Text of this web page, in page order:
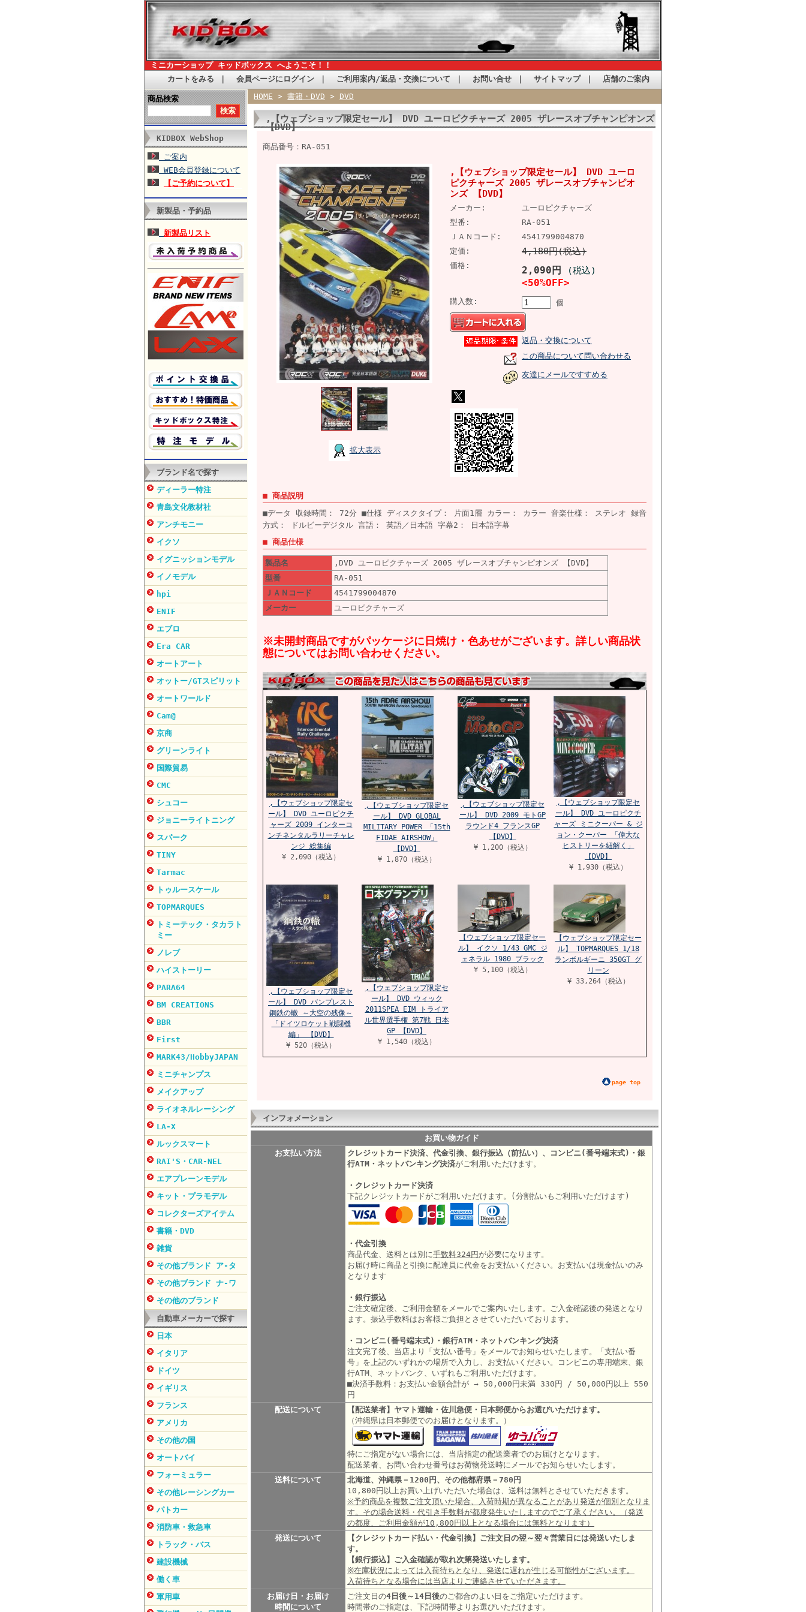
ミニカーショップ キッドボックス へようこそ！！
カートをみる
会員ページにログイン ご利用案内/返品・交換について お問い合せ サイトマップ｜ 店舗のご案内
商品検索
KIDBOX WebShop
ご案内
WEB会員登録について
【ご予約について】
新製品・予約品
新製品リスト
ブランド名で探す
ディーラー特注
青島文化教材社
アンチモニー
イクソ
イグニッションモデル
イノモデル
hpi
ENIF
エブロ
Era CAR
オートアート
オットー/GTスピリット
オートワールド
Cam@
京商
グリーンライト
国際貿易
CMC
シュコー
ジョニーライトニング
スパーク
TINY
Tarmac
トゥルースケール
TOPMARQUES
トミーテック・タカラト
ミー
ノレブ
ハイストーリー
PARA64
BM CREATIONS
BBR
First
MARK43/HobbyJAPAN
ミニチャンプス
メイクアップ
ライオネルレーシング
LA-X
ルックスマート
RAI'S・CAR-NEL
エアプレーンモデル
キット・プラモデル
コレクターズアイテム
書籍・DVD
雑貨
その他ブランド ア-タ
その他ブランド ナ-ワ
その他のブランド
自動車メーカーで探す
日本
イタリア
ドイツ
イギリス
フランス
アメリカ
その他の国
オートバイ
フォーミュラー
その他レーシングカー
パトカー
消防車・救急車
トラック・バス
建設機械
働く車
軍用車
HOME > 書籍・DVD > DVD
,【ウェブショップ限定セール】 DVD ユーロピクチャーズ 2005 ザレースオブチャンピオンズ
【DVD】
商品番号：RA-051
拡大表示
,【ウェブショップ限定セール】 DVD ユーロ
ピクチャーズ 2005 ザレースオブチャンピオ
ンズ 【DVD】
メーカー:
ユーロピクチャーズ
型番:
RA-051
ＪＡＮコード:
4541799004870
定価:
4,180円(税込)
価格: 2,090円 (税込)
<50%OFF>
購入数: 個
返品・交換について
この商品について問い合わせる
友達にメールですすめる
■ 商品説明
■データ 収録時間： 72分 ■仕様 ディスクタイプ： 片面1層 カラー： カラー 音楽仕様： ステレオ 録音
方式： ドルビーデジタル 言語： 英語／日本語 字幕2： 日本語字幕
■ 商品仕様
製品名
,DVD ユーロピクチャーズ 2005 ザレースオブチャンピオンズ 【DVD】
型番
RA-051
ＪＡＮコード
4541799004870
メーカー
ユーロピクチャーズ
※未開封商品ですがパッケージに日焼け・色あせがございます。詳しい商品状
態についてはお問い合わせください。
,【ウェブショップ限定セ
ール】 DVD ユーロピクチ
ャーズ 2009 インターコ
ンチネンタルラリーチャレ
ンジ 総集編
¥ 2,090（税込）
,【ウェブショップ限定セ
ール】 DVD GLOBAL
MILITARY POWER 「15th
FIDAE AIRSHOW」
【DVD】
¥ 1,870（税込）
,【ウェブショップ限定セ
ール】 DVD 2009 モトGP
ラウンド4 フランスGP
【DVD】
¥ 1,200（税込）
,【ウェブショップ限定セ
ール】 DVD ユーロピクチ
ャーズ ミニクーパー & ジ
ョン・クーパー 「偉大な
ヒストリーを紐解く」
【DVD】
¥ 1,930（税込）
,【ウェブショップ限定セ
ール】 DVD バンプレスト
鋼鉄の轍 ～大空の残像～
「ドイツロケット戦闘機
編」 【DVD】
¥ 520（税込）
,【ウェブショップ限定セ
ール】 DVD ウィック
2011SPEA EIM トライア
ル世界選手権 第7戦 日本
GP 【DVD】
¥ 1,540（税込）
【ウェブショップ限定セー
ル】 イクソ 1/43 GMC ジ
ェネラル 1980 ブラック
¥ 5,100（税込）
【ウェブショップ限定セー
ル】 TOPMARQUES 1/18
ランボルギーニ 350GT グ
リーン
¥ 33,264（税込）
page top
インフォメーション
お買い物ガイド
お支払い方法
クレジットカード決済、代金引換、銀行振込（前払い）、コンビニ(番号端末式)・銀
行ATM・ネットバンキング決済がご利用いただけます。
・クレジットカード決済
下記クレジットカードがご利用いただけます。(分割払いもご利用いただけます)
・代金引換
商品代金、送料とは別に手数料324円 が必要になります。
お届け時に商品と引換に配達員に代金をお支払いください。お支払いは現金払いのみ
となります
・銀行振込
ご注文確定後、ご利用金額をメールでご案内いたします。ご入金確認後の発送となり
ます。振込手数料はお客様ご負担とさせていただいております。
・コンビニ(番号端末式)・銀行ATM・ネットバンキング決済
注文完了後、当店より「支払い番号」をメールでお知らせいたします。「支払い番
号」を上記のいずれかの場所で入力し、お支払いください。コンビニの専用端末、銀
行ATM、ネットバンク、いずれもご利用いただけます。
■決済手数料：お支払い金額合計が → 50,000円未満 330円 / 50,000円以上 550
円
配送について
【配送業者】ヤマト運輸・佐川急便・日本郵便からお選びいただけます。
（沖縄県は日本郵便でのお届けとなります。）
特にご指定がない場合には、当店指定の配送業者でのお届けとなります。
配送業者、お問い合わせ番号はお荷物発送時にメールでお知らせいたします。
送料について
北海道、沖縄県－1200円、その他都府県－780円
10,800円以上お買い上げいただいた場合は、送料は無料とさせていただきます。
※予約商品を複数ご注文頂いた場合、入荷時期が異なることがあり発送が個別となりま
す。その場合送料・代引き手数料が都度発生いたしますのでご了承ください。（発送
の都度、ご利用金額が10,800円以上となる場合には無料となります）
発送について
【クレジットカード払い・代金引換】ご注文日の翌～翌々営業日には発送いたしま
す。
【銀行振込】ご入金確認が取れ次第発送いたします。
※在庫状況によっては入荷待ちとなり、発送に遅れが生じる可能性がございます。
入荷待ちとなる場合には当店よりご連絡させていただきます。
お届け日・お届け
時間について
ご注文日の4日後～14日後のご都合のよい日をご指定いただけます。
時間帯のご指定は、下記時間帯よりお選びいただけます。